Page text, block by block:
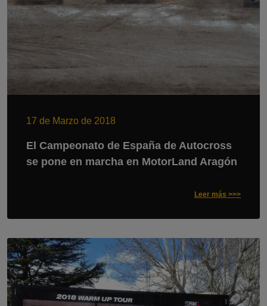
17 de Marzo de 2018
El Campeonato de España de Autocross
se pone en marcha en MotorLand Aragón
Leer más >>>